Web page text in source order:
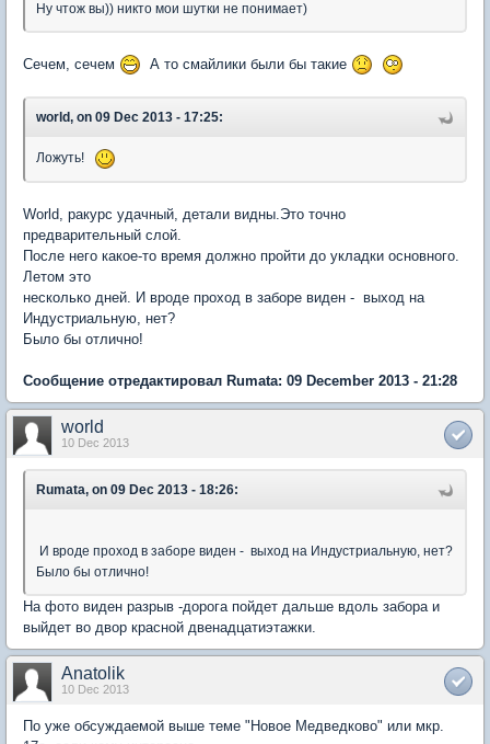
Ну чтож вы)) никто мои шутки не понимает)
Сечем, сечем А то смайлики были бы такие
world, on 09 Dec 2013 - 17:25:
Ложуть!
World, ракурс удачный, детали видны.Это точно
предварительный слой.
После него какое-то время должно пройти до укладки основного.
Летом это
несколько дней. И вроде проход в заборе виден - выход на
Индустриальную, нет?
Было бы отлично!
Сообщение отредактировал Rumata: 09 December 2013 - 21:28
world
10 Dec 2013
Rumata, on 09 Dec 2013 - 18:26:
И вроде проход в заборе виден - выход на Индустриальную, нет?
Было бы отлично!
На фото виден разрыв -дорога пойдет дальше вдоль забора и
выйдет во двор красной двенадцатиэтажки.
Anatolik
10 Dec 2013
По уже обсуждаемой выше теме "Новое Медведково" или мкр.